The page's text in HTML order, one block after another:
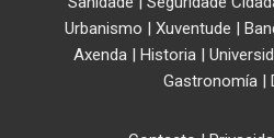
Urbanismo | Xuventude |
Axenda| Historia|
Gastronomía |